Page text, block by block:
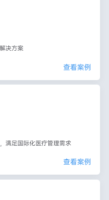
决方案
查看案例
满足国际化医疗管理需求
查看案例